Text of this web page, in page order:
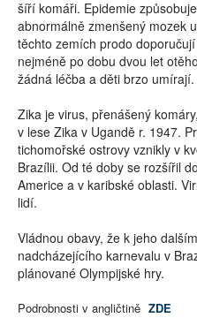
šíří komáři. Epidemie
abnormálně zmenšený mozek
těchto zemích prodo
nejméně po dobu dvou let
žádná léčba a děti brzo umírají.
Zika je virus, přenášený
v lese Zika v Ugandě r. 1947.
tichomořské ostrovy vznikly v
Brazílii. Od té doby se rozšířil
Americe a v karibské oblasti.
lidí.
Vládnou obavy, že k jeho
nadcházejícího karnevalu v
plánované Olympijské hry.
Podrobnosti v angličtině ZDE